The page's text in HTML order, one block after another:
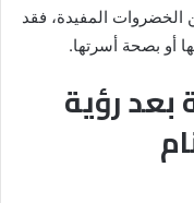
الخضروات المفيدة، فقد
أو بصحة أسرتها.
بعد رؤية